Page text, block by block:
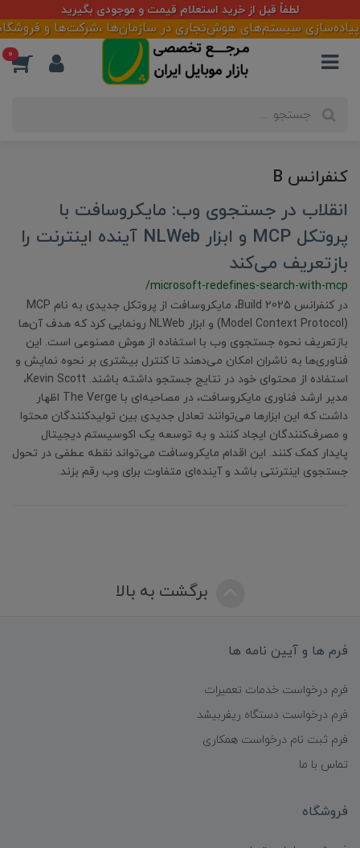
لطفاً قبل از خرید استعلام قیمت و موجودی بگیرید
پیاده‌سازی سیستم‌های هوش‌تجاری در سازمان‌ها ،شرکت‌ها و
0
کنفرانس B
انقلاب در جستجوی وب: مایکروسافت با
پروتکل MCP و ابزار NLWeb آینده اینترنت را
بازتعریف می‌کند
/microsoft-redefines-search-with-mcp
در کنفرانس Build 2025، مایکروسافت از پروتکل جدیدی به نام MCP
(Model Context Protocol) و ابزار NLWeb رونمایی کرد که هدف آن‌ها
بازتعریف نحوه جستجوی وب با استفاده از هوش مصنوعی است. این
فناوری‌ها به ناشران امکان می‌دهند تا کنترل بیشتری بر نحوه نمایش و
استفاده از محتوای خود در نتایج جستجو داشته باشند. Kevin Scott،
مدیر ارشد فناوری مایکروسافت، در مصاحبه‌ای با The Verge اظهار
داشت که این ابزارها می‌توانند تعادل جدیدی بین تولیدکنندگان محتوا
و مصرف‌کنندگان ایجاد کنند و به توسعه یک اکوسیستم دیجیتال
پایدار کمک کنند. این اقدام مایکروسافت می‌تواند نقطه عطفی در تحول
جستجوی اینترنتی باشد و آینده‌ای متفاوت برای وب رقم بزند.
برگشت به بالا
فرم ها و آیین نامه ها
فرم درخواست خدمات تعمیرات
فرم درخواست دستگاه ریفربیشد
فرم ثبت نام درخواست همکاری
تماس با ما
فروشگاه